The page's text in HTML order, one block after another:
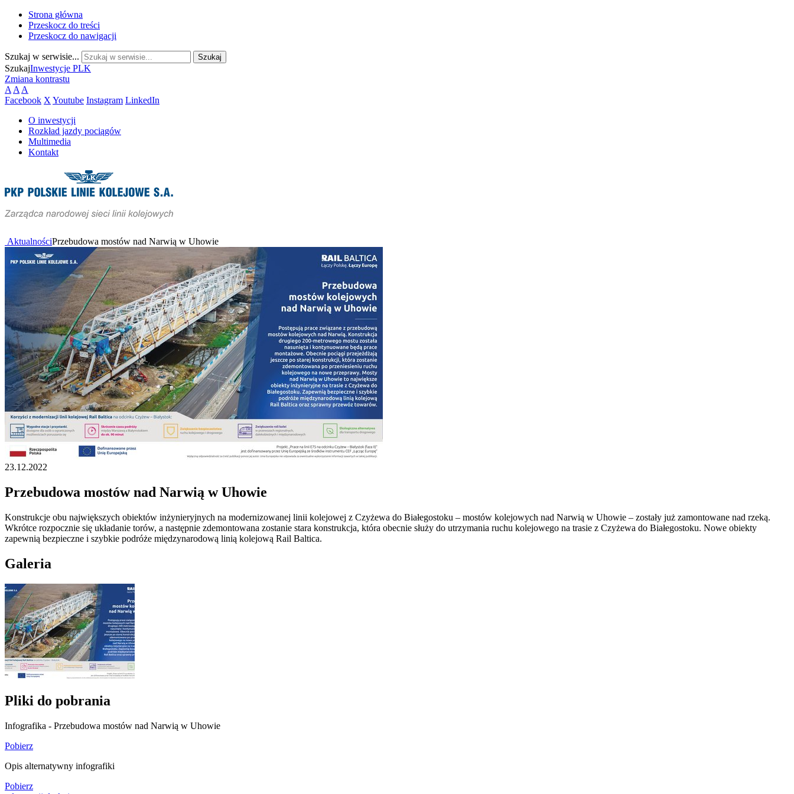
Strona główna
Przeskocz do treści
Przeskocz do nawigacji
Szukaj w serwisie...
SzukajInwestycje PLK
Zmiana kontrastu
A A A
Facebook X Youtube Instagram LinkedIn
O inwestycji
Rozkład jazdy pociągów
Multimedia
Kontakt
AktualnościPrzebudowa mostów nad Narwią w Uhowie
23.12.2022
Przebudowa mostów nad Narwią w Uhowie
Konstrukcje obu największych obiektów inżynieryjnych na modernizowanej linii kolejowej z Czyżewa do Białegostoku – mostów kolejowych nad Narwią w Uhowie – zostały już zamontowane nad rzeką.
Wkrótce rozpocznie się układanie torów, a następnie zdemontowana zostanie stara konstrukcja, która obecnie służy do utrzymania ruchu kolejowego na trasie z Czyżewa do Białegostoku. Nowe obiekty
zapewnią bezpieczne i szybkie podróże międzynarodową linią kolejową Rail Baltica.
Galeria
Pliki do pobrania
Infografika - Przebudowa mostów nad Narwią w Uhowie
Pobierz
Opis alternatywny infografiki
Pobierz